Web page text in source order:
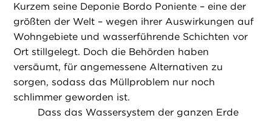
Kurzem seine Deponie Bordo Poniente – eine der
größten der Welt – wegen ihrer Auswirkungen auf
Wohngebiete und wasserführende Schichten vor
Ort stillgelegt. Doch die Behörden haben
versäumt, für angemessene Alternativen zu
sorgen, sodass das Müllproblem nur noch
schlimmer geworden ist.
Dass das Wassersystem der ganzen Erde